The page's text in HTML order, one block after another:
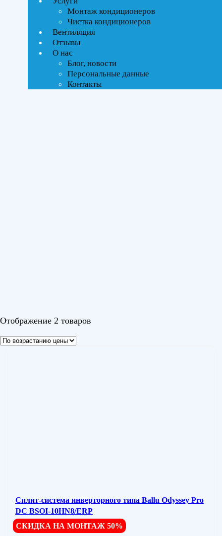
Монтаж кондиционеров
Чистка кондиционеров
Вентиляция
Отзывы
О нас
Блог, новости
Персональные данные
Контакты
Ценовой фильтр
ВСЕ АКЦИИ(1)
Тип управления
Инверторное
Отображение 2 товаров
Сплит-система инверторного типа Ballu Odyssey Pro
DC BSOI-10HN8/ERP
СКИДКА НА МОНТАЖ 50%